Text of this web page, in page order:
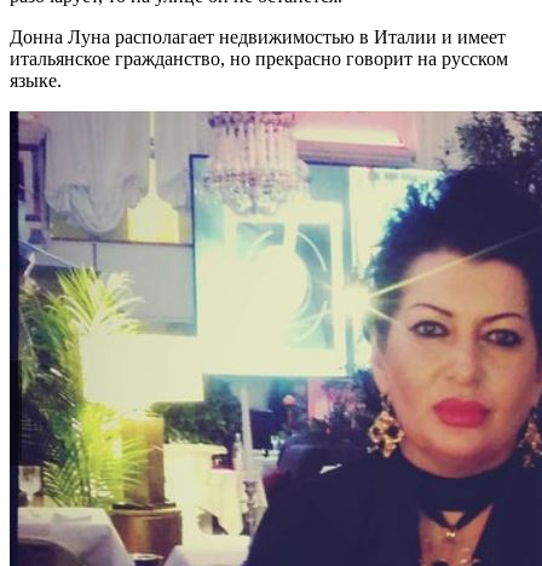
Донна Луна располагает недвижимостью в Италии и имеет
итальянское гражданство, но прекрасно говорит на русском
языке.